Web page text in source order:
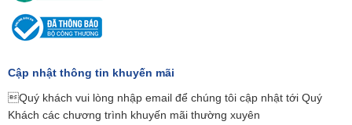
Cập nhật thông tin khuyến mãi
Quý khách vui lòng nhập email để chúng tôi cập nhật tới Quý
Khách các chương trình khuyến mãi thường xuyên